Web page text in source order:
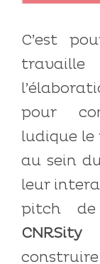
C’est
pour
ludique le
au sein
leur
pitch
CNRSity